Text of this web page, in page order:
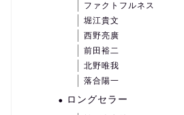
ファクトフルネス
堀江貴文
西野亮廣
前田裕二
北野唯我
落合陽一
ロングセラー